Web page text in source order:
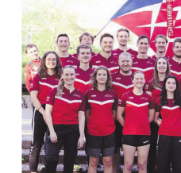
Stellen
E-
Paper
Newsletter
App